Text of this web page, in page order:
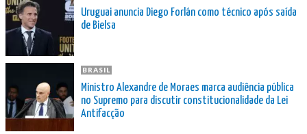
Uruguai anuncia Diego Forlán como técnico após saída
de Bielsa
BRASIL
Ministro Alexandre de Moraes marca audiência pública
no Supremo para discutir constitucionalidade da Lei
Antifacção